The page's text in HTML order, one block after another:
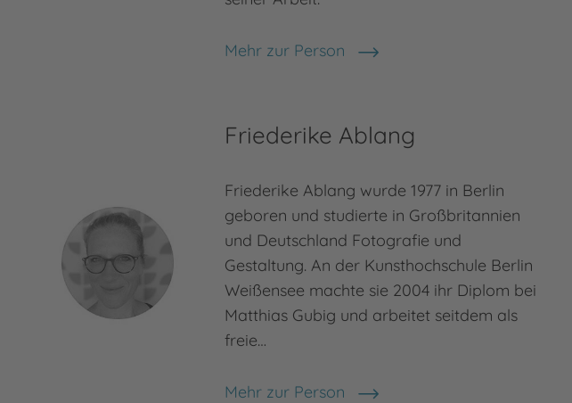
Mehr zur Person
Roland Kachler
Friederike Ablang
Friederike Ablang wurde 1977 in Berlin
geboren und studierte in Großbritannien
und Deutschland Fotografie und
Gestaltung. An der Kunsthochschule Berlin
Weißensee machte sie 2004 ihr Diplom bei
Matthias Gubig und arbeitet seitdem als
freie…
Mehr zur Person